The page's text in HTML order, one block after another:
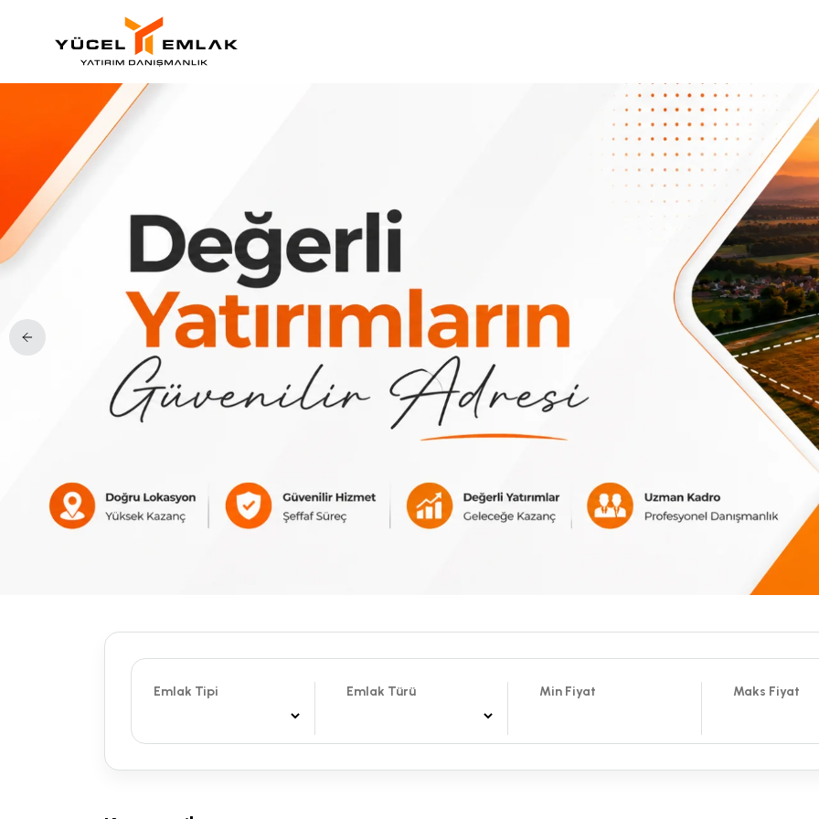
Emlak Tipi Emlak Türü Min Fiyat Maks Fiyat